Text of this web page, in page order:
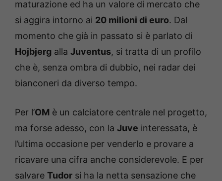
maturazione ed ha un valore di mercato che
si aggira intorno ai 20 milioni di euro. Dal
momento che già in passato si è parlato di
Hojbjerg alla Juventus, si tratta di un profilo
che è, senza ombra di dubbio, nei radar dei
bianconeri da diverso tempo.
Per l’OM è un calciatore centrale nel progetto,
ma forse adesso, con la Juve interessata, è
l’ultima occasione per venderlo e provare a
ricavare una cifra anche considerevole. E per
salvare Tudor si ha la netta sensazione che